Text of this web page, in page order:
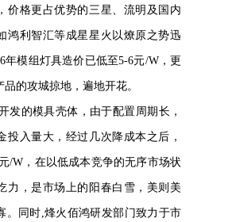
价格更占优势的三星、流明及国内
鸿利智汇等成星星火以燎原之势迅
年模组灯具造价已低至5-6元/W，更
的攻城掠地，遍地开花。
发的模具壳体，由于配置周期长，
投入量大，经过几次降成本之后，
/W，在以低成本竞争的无序市场状
力，是市场上的阳春白雪，美则美
。同时,烽火佰鸿研发部门致力于市